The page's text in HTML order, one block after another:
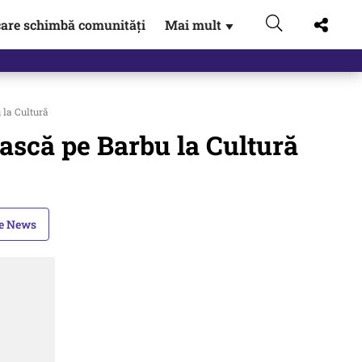
schimbă comunități Mai mult ▼
la Cultură
pe Barbu la Cultură
News